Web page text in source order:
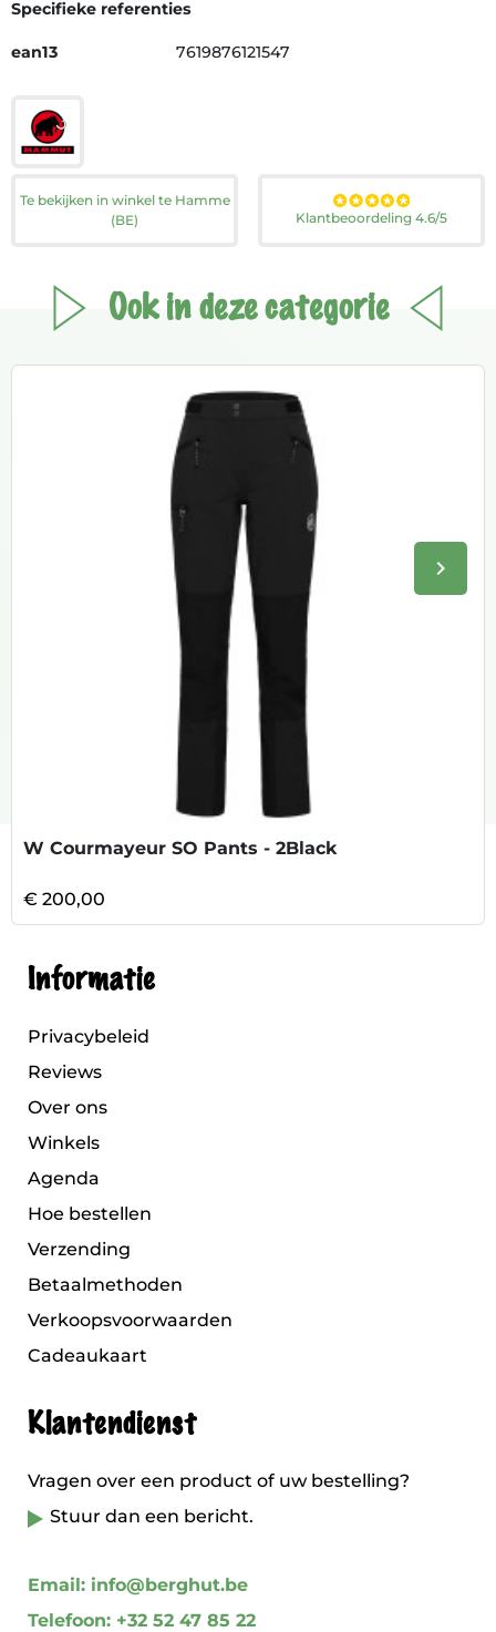
Specifieke referenties
ean13 7619876121547
Te bekijken in winkel te Hamme
(BE)
Klantbeoordeling 4.6/5
Ook in deze categorie
keyboard_arrow_right
W Courmayeur SO Pants - 2Black
€ 200,00
Informatie
Privacybeleid
Reviews
Over ons
Winkels
Agenda
Hoe bestellen
Verzending
Betaalmethoden
Verkoopsvoorwaarden
Cadeaukaart
Klantendienst
Vragen over een product of uw bestelling?
Stuur dan een bericht.
Email: info@berghut.be
Telefoon: +32 52 47 85 22